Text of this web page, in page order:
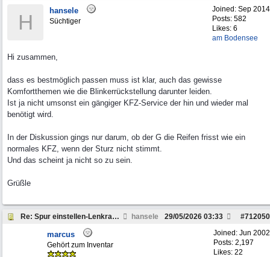
Joined: Sep 2014
Posts: 582
Likes: 6
am Bodensee
H hansele
Süchtiger
Hi zusammen,
dass es bestmöglich passen muss ist klar, auch das gewisse
Komfortthemen wie die Blinkerrückstellung darunter leiden.
Ist ja nicht umsonst ein gängiger KFZ-Service der hin und wieder mal
benötigt wird.
In der Diskussion gings nur darum, ob der G die Reifen frisst wie ein
normales KFZ, wenn der Sturz nicht stimmt.
Und das scheint ja nicht so zu sein.
Grüßle
Re: Spur einstellen-Lenkrad schief, 463 hansele #712050
29/05/2026 03:33
Joined: Jun 2002
Posts: 2,197
Likes: 22
marcus
Gehört zum Inventar